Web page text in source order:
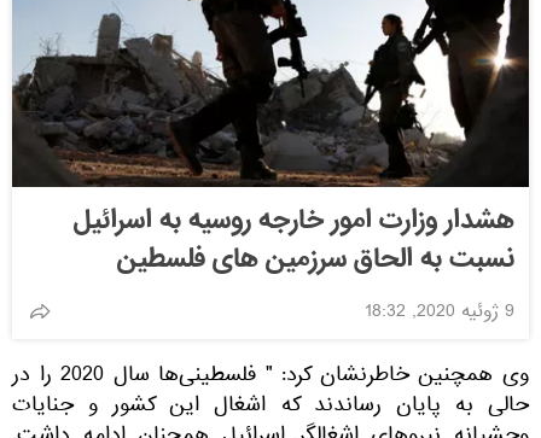
هشدار وزارت امور خارجه روسیه به اسرائیل
نسبت به الحاق سرزمین های فلسطین
9 ژوئیه 2020, 18:32
وی همچنین خاطرنشان کرد: " فلسطینی‌ها سال 2020 را در
حالی به پایان رساندند که اشغال این کشور و جنایات